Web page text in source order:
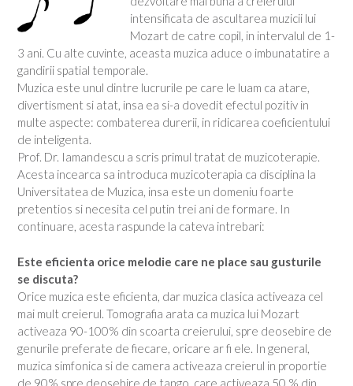
intensificata de ascultarea muzicii lui
Mozart de catre copil, in intervalul de 1-
3 ani. Cu alte cuvinte, aceasta muzica aduce o imbunatatire a
gandirii spatial temporale.
Muzica este unul dintre lucrurile pe care le luam ca atare,
divertisment si atat, insa ea si-a dovedit efectul pozitiv in
multe aspecte: combaterea durerii, in ridicarea coeficientului
de inteligenta.
Prof. Dr. Iamandescu a scris primul tratat de muzicoterapie.
Acesta incearca sa introduca muzicoterapia ca disciplina la
Universitatea de Muzica, insa este un domeniu foarte
pretentios si necesita cel putin trei ani de formare. In
continuare, acesta raspunde la cateva intrebari:
Este eficienta orice melodie care ne place sau gusturile
se discuta?
Orice muzica este eficienta, dar muzica clasica activeaza cel
mai mult creierul. Tomografia arata ca muzica lui Mozart
activeaza 90-100% din scoarta creierului, spre deosebire de
genurile preferate de fiecare, oricare ar fi ele. In general,
muzica simfonica si de camera activeaza creierul in proportie
de 90% spre deosebire de tango, care activeaza 50 % din